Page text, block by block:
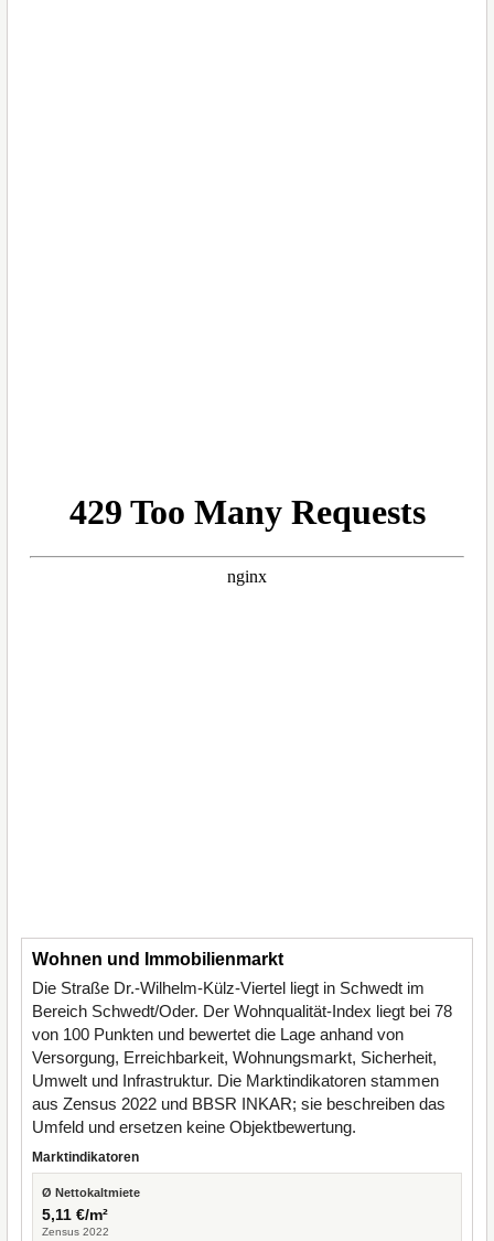
Wohnen und Immobilienmarkt
Die Straße Dr.-Wilhelm-Külz-Viertel liegt in Schwedt im
Bereich Schwedt/Oder. Der Wohnqualität-Index liegt bei 78
von 100 Punkten und bewertet die Lage anhand von
Versorgung, Erreichbarkeit, Wohnungsmarkt, Sicherheit,
Umwelt und Infrastruktur. Die Marktindikatoren stammen
aus Zensus 2022 und BBSR INKAR; sie beschreiben das
Umfeld und ersetzen keine Objektbewertung.
Marktindikatoren
Ø Nettokaltmiete
5,11 €/m²
Zensus 2022